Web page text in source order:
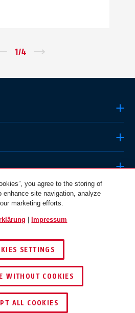
1/4
2026 ABUS Österreich
you agree to the storing of
enhance site navigation, analyze
marketing efforts.
Impressum
SETTINGS
WITHOUT COOKIES
ALL COOKIES